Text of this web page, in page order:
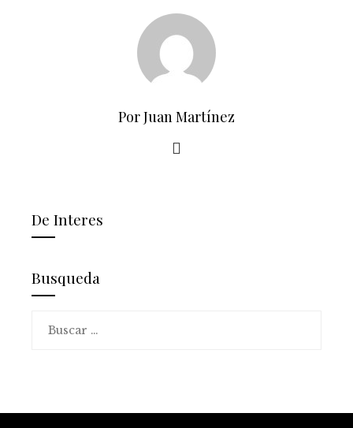
Por Juan Martínez
De Interes
Busqueda